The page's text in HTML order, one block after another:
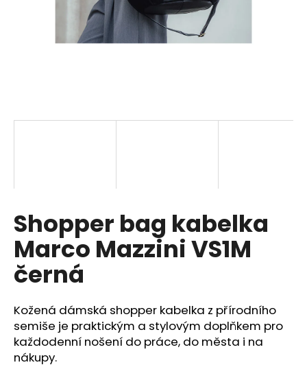
Shopper bag kabelka
Marco Mazzini VS1M
černá
Kožená dámská shopper kabelka z přírodního
semiše je praktickým a stylovým doplňkem pro
každodenní nošení do práce, do města i na
nákupy.
D
o
p
o
r
č
u
j
e